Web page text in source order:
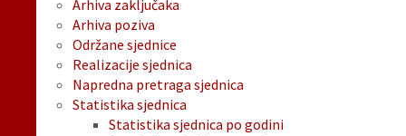
Arhiva zaključaka
Arhiva poziva
Održane sjednice
Realizacije sjednica
Napredna pretraga sjednica
Statistika sjednica
Statistika sjednica po godini